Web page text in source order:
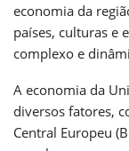
economia da
países, culturas e
complexo e
A economia da
diversos fatores,
Central Europeu